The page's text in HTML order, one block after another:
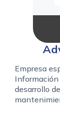
Empresa
Información
desarrollo